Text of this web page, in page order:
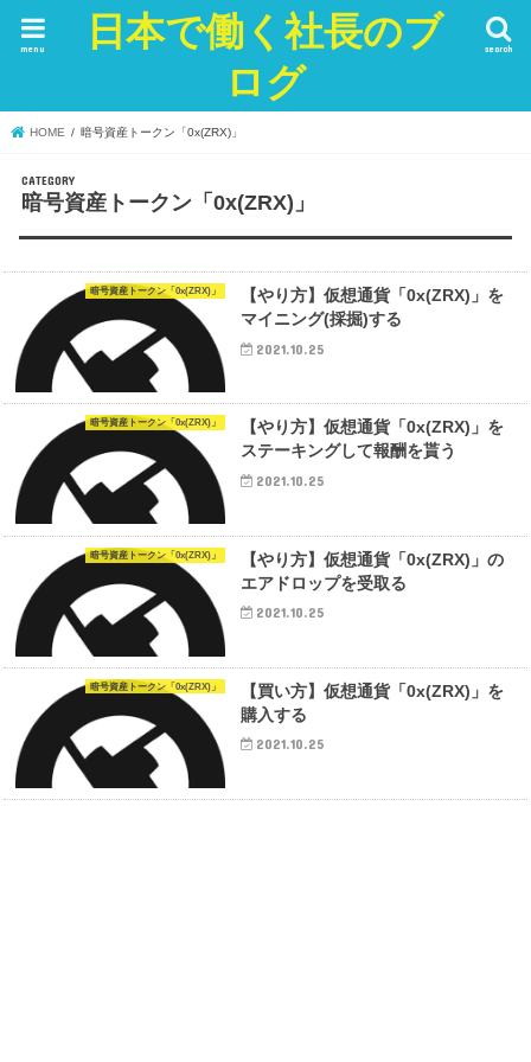
日本で働く社長のブ
ログ
search
menu
HOME 暗号資産トークン「0x(ZRX)」
暗号資産トークン「0x(ZRX)」
暗号資産トークン「0x(ZRX)」
【やり方】仮想通貨「0x(ZRX)」を
マイニング(採掘)する
2021.10.25
暗号資産トークン「0x(ZRX)」
【やり方】仮想通貨「0x(ZRX)」を
ステーキングして報酬を貰う
2021.10.25
暗号資産トークン「0x(ZRX)」
【やり方】仮想通貨「0x(ZRX)」の
エアドロップを受取る
2021.10.25
暗号資産トークン「0x(ZRX)」
【買い方】仮想通貨「0x(ZRX)」を
購入する
2021.10.25